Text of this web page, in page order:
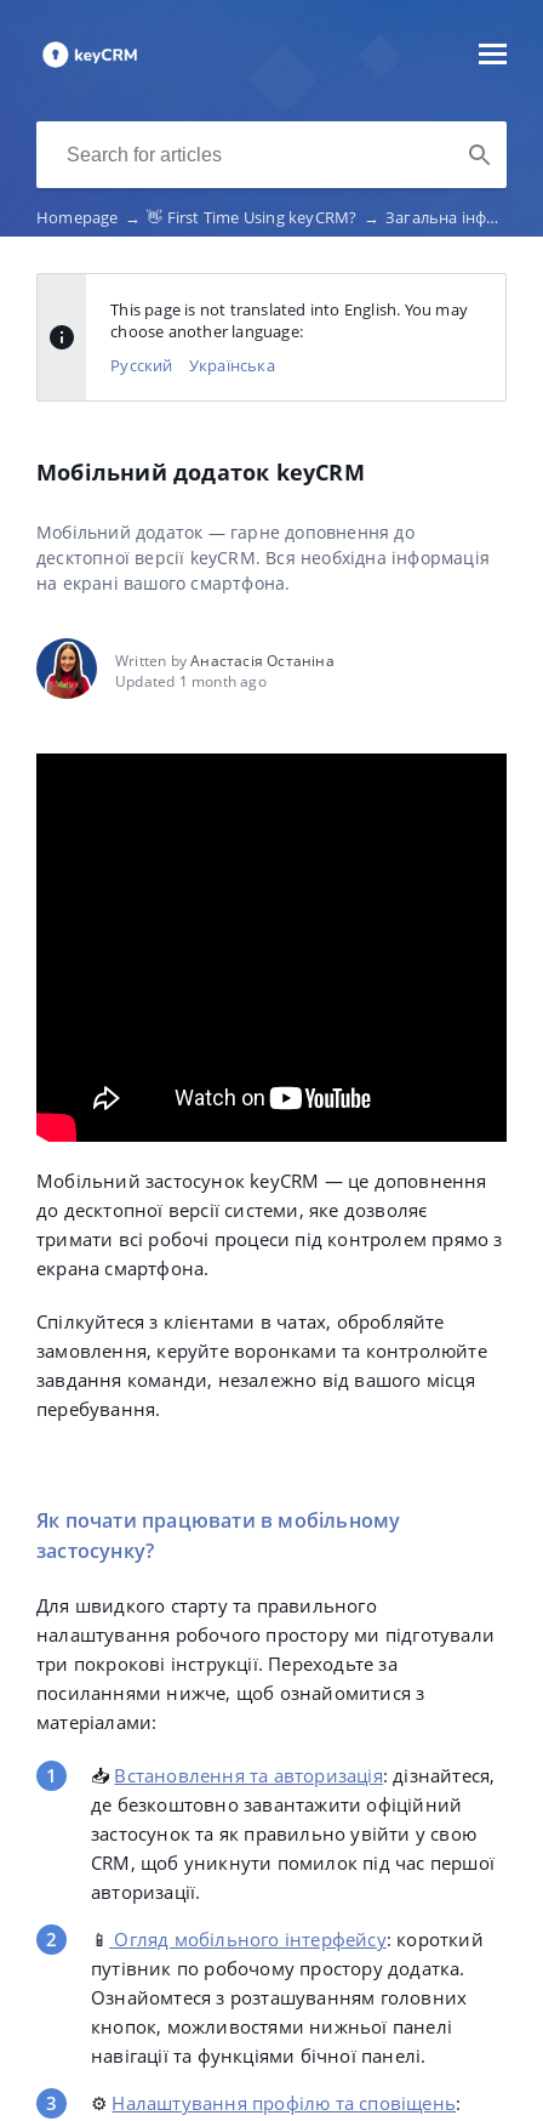
Homepage → 👋 First Time Using keyCRM? → Загальна інформація
This page is not translated into English. You may
choose another language:
Русский
Українська
Мобільний додаток keyCRM
Мобільний додаток — гарне доповнення до
десктопної версії keyCRM. Вся необхідна інформація
на екрані вашого смартфона.
Written byАнастасія Останіна
Updated 1 month ago
Мобільний застосунок keyCRM — це доповнення
до десктопної версії системи, яке дозволяє
тримати всі робочі процеси під контролем прямо з
екрана смартфона.
Спілкуйтеся з клієнтами в чатах, обробляйте
замовлення, керуйте воронками та контролюйте
завдання команди, незалежно від вашого місця
перебування.
Як почати працювати в мобільному
застосунку?
Для швидкого старту та правильного
налаштування робочого простору ми підготували
три покрокові інструкції. Переходьте за
посиланнями нижче, щоб ознайомитися з
матеріалами:
📥 Встановлення та авторизація: дізнайтеся,
де безкоштовно завантажити офіційний
застосунок та як правильно увійти у свою
CRM, щоб уникнути помилок під час першої
авторизації.
📱 Огляд мобільного інтерфейсу: короткий
путівник по робочому простору додатка.
Ознайомтеся з розташуванням головних
кнопок, можливостями нижньої панелі
навігації та функціями бічної панелі.
⚙️ Налаштування профілю та сповіщень: